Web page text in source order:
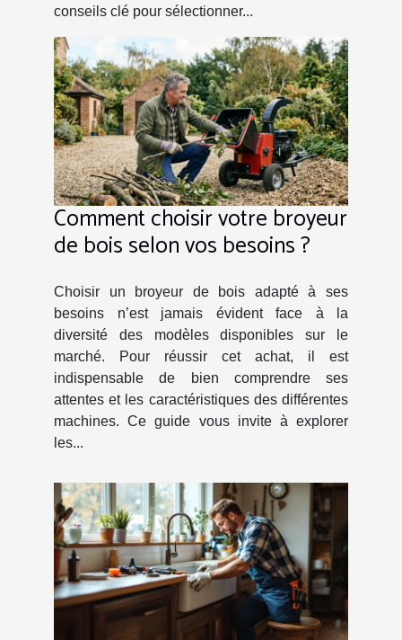
conseils clé pour sélectionner...
Comment choisir votre broyeur
de bois selon vos besoins ?
Choisir un broyeur de bois adapté à ses
besoins n’est jamais évident face à la
diversité des modèles disponibles sur le
marché. Pour réussir cet achat, il est
indispensable de bien comprendre ses
attentes et les caractéristiques des différentes
machines. Ce guide vous invite à explorer
les...